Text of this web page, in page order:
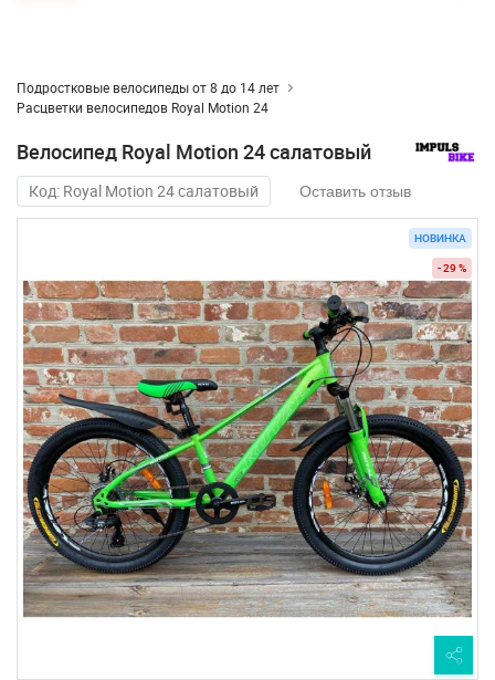
Подростковые велосипеды от 8 до 14 лет
Расцветки велосипедов Royal Motion 24
Велосипед Royal Motion 24 салатовый
Код: Royal Motion 24 салатовый Оставить отзыв
НОВИНКА
- 29 %